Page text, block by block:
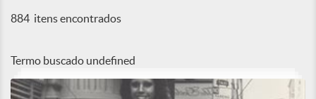
884 itens encontrados
Termo buscado undefined